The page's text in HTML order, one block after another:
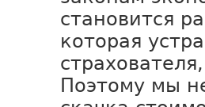
становится
которая
Поэтому мы